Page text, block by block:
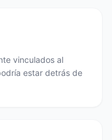
vinculados al
estar detrás de